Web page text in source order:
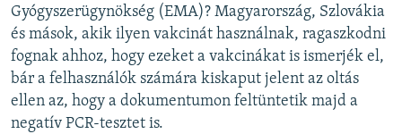
Gyógyszerügynökség (EMA)? Magyarország, Szlovákia
és mások, akik ilyen vakcinát használnak, ragaszkodni
fognak ahhoz, hogy ezeket a vakcinákat is ismerjék el,
bár a felhasználók számára kiskaput jelent az oltás
ellen az, hogy a dokumentumon feltüntetik majd a
negatív PCR-tesztet is.